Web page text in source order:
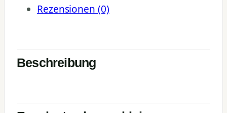
Rezensionen (0)
Beschreibung